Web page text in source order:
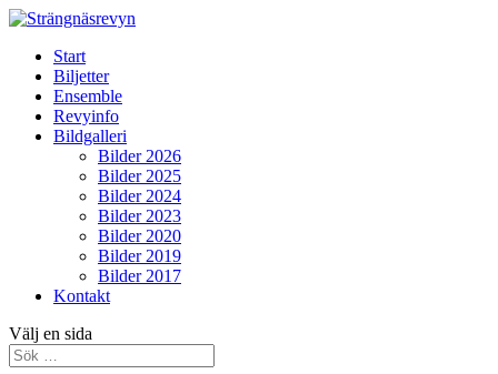
Start
Biljetter
Ensemble
Revyinfo
Bildgalleri
Bilder 2026
Bilder 2025
Bilder 2024
Bilder 2023
Bilder 2020
Bilder 2019
Bilder 2017
Kontakt
Välj en sida